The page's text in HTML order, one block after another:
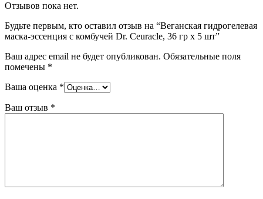
Отзывов пока нет.
Будьте первым, кто оставил отзыв на “Веганская гидрогелевая
маска-эссенция с комбучей Dr. Ceuracle, 36 гр х 5 шт”
Ваш адрес email не будет опубликован. Обязательные поля
помечены *
Ваша оценка *
Ваш отзыв *